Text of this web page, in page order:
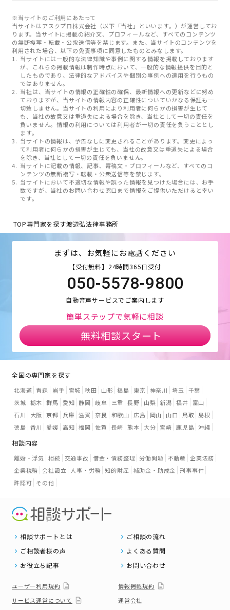
※当サイトのご利用にあたって
当サイトはアスクプロ株式会社（以下「当社」といいます。）が運営してお
ります。当サイトに掲載の紹介文、プロフィールなど、すべてのコンテンツ
の無断複写・転載・公衆送信等を禁じます。また、当サイトのコンテンツを
利用された場合、以下の免責事項に同意したものとみなします。
当サイトには一般的な法律知識や事例に関する情報を掲載しております
が、これらの掲載情報は制作時点において、一般的な情報提供を目的と
したものであり、法律的なアドバイスや個別の事例への適用を行うもの
ではありません。
当社は、当サイトの情報の正確性の確保、最新情報への更新などに努め
ておりますが、当サイトの情報内容の正確性についていかなる保証も一
切致しません。当サイトの利用により利用者に何らかの損害が生じて
も、当社の故意又は重過失による場合を除き、当社として一切の責任を
負いません。情報の利用については利用者が一切の責任を負うこととし
ます。
当サイトの情報は、予告なしに変更されることがあります。変更によっ
て利用者に何らかの損害が生じても、当社の故意又は重過失による場合
を除き、当社として一切の責任を負いません。
当サイトに記載の情報、記事、寄稿文・プロフィールなど、すべてのコ
ンテンツの無断複写・転載・公衆送信等を禁じます。
当サイトにおいて不適切な情報や誤った情報を見つけた場合には、お手
数ですが、当社のお問い合わせ窓口まで情報をご提供いただけると幸い
です。
TOP専門家を探す渡辺弘法律事務所
まずは、お気軽にお電話ください
【受付無料】24時間365日受付
050-5578-9800
自動音声サービスでご案内します
簡単ステップで気軽に相談
無料相談スタート
全国の専門家を探す
北海道 青森 岩手 宮城 秋田 山形 福島 東京 神奈川 埼玉
千葉
茨城 栃木 群馬 愛知 静岡 岐阜 三重 長野 山梨 新潟 福井
富山
石川
大阪 京都 兵庫 滋賀 奈良 和歌山 広島 岡山 山口 鳥取
島根
徳島 香川 愛媛 高知 福岡 佐賀 長崎 熊本 大分 宮崎 鹿児島 沖縄
相談内容
離婚・浮気 相続 交通事故 借金・債務整理 労働問題 不動産 企業法務
企業税務 会社設立 人事・労務 知的財産 補助金・助成金 刑事事件
許認可 その他
相談サポートとは
ご相談の流れ
ご相談者様の声
よくある質問
お役立ち記事
お問い合わせ
ユーザー利用規約
情報掲載規約
サービス運営について
運営会社